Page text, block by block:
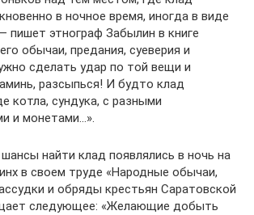
в ночное время, иногда в виде
пишет этнограф Забылин в книге
обычаи, предания, суеверия и
сделать удар по той вещи и
разсыпься! И будто клад
котла, сундука, с разными
и монетами…».
найти клад появлялись в ночь на
в своем труде «Народные обычаи,
и обряды крестьян Саратовской
следующее: «Желающие добыть